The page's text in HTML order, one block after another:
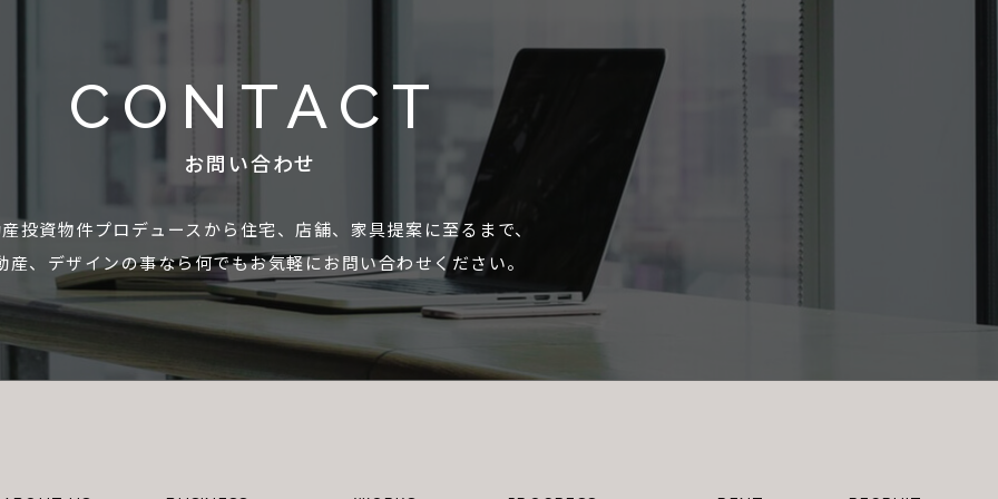
CONTACT
お問い合わせ
投資物件プロデュースから住宅、店舗、家具提案に至るまで、
産、デザインの事なら何でもお気軽にお問い合わせください。